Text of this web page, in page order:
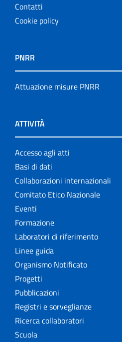
Contatti
Cookie policy
PNRR
Attuazione misure PNRR
ATTIVITÀ
Accesso agli atti
Basi di dati
Collaborazioni internazionali
Comitato Etico Nazionale
Eventi
Formazione
Laboratori di riferimento
Linee guida
Organismo Notificato
Progetti
Pubblicazioni
Registri e sorveglianze
Ricerca collaboratori
Scuola